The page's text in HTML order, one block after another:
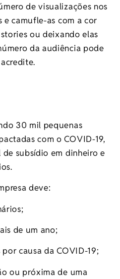
de visualizações nos
e camufle-as com a cor
ou deixando elas
da audiência pode
30 mil pequenas
com o COVID-19,
subsídio em dinheiro e
deve:
de um ano;
causa da COVID-19;
ou próxima de uma